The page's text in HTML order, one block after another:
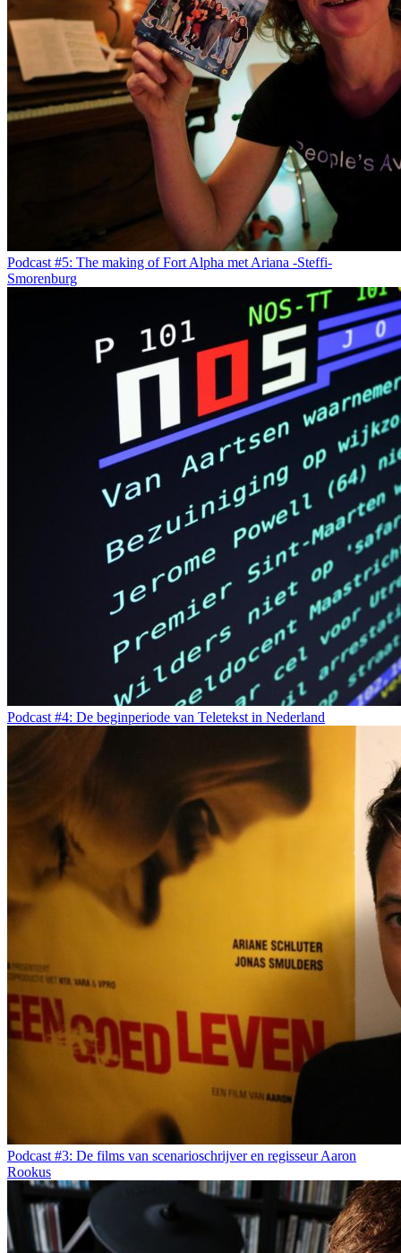
Podcast #5: The making of Fort Alpha met Ariana -Steffi-
Smorenburg
Podcast #4: De beginperiode van Teletekst in Nederland
Podcast #3: De films van scenarioschrijver en regisseur Aaron
Rookus